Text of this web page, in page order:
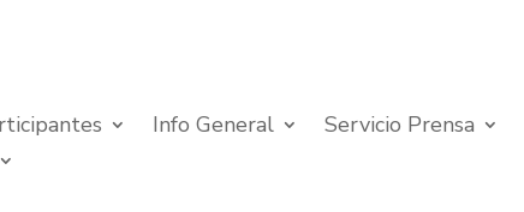
Info General Servicio Prensa